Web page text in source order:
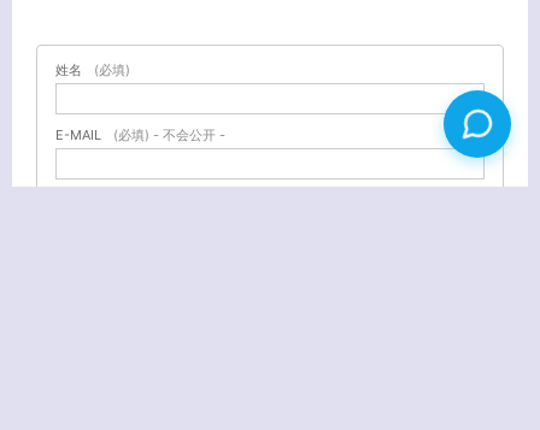
姓名 (必填)
E-MAIL (必填) - 不会公开 -